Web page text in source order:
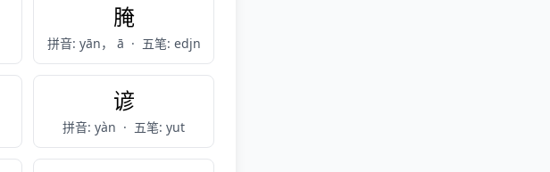
腌
拼音: yān， ā · 五笔: edjn
谚
拼音: yàn · 五笔: yut